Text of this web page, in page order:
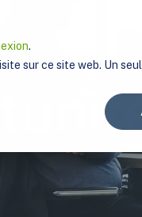
.
sur ce site web. Un